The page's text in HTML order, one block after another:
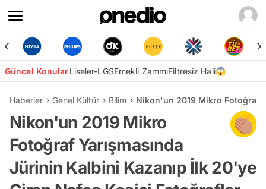
Güncel KonularLiseler-LGSEmekli ZammıFiltresiz Hali😱
Haberler Genel Kültür Bilim Nikon'un 2019 Mikro Fotoğraf
Nikon'un 2019 Mikro
Fotoğraf Yarışmasında
Jürinin Kalbini Kazanıp İlk 20'ye